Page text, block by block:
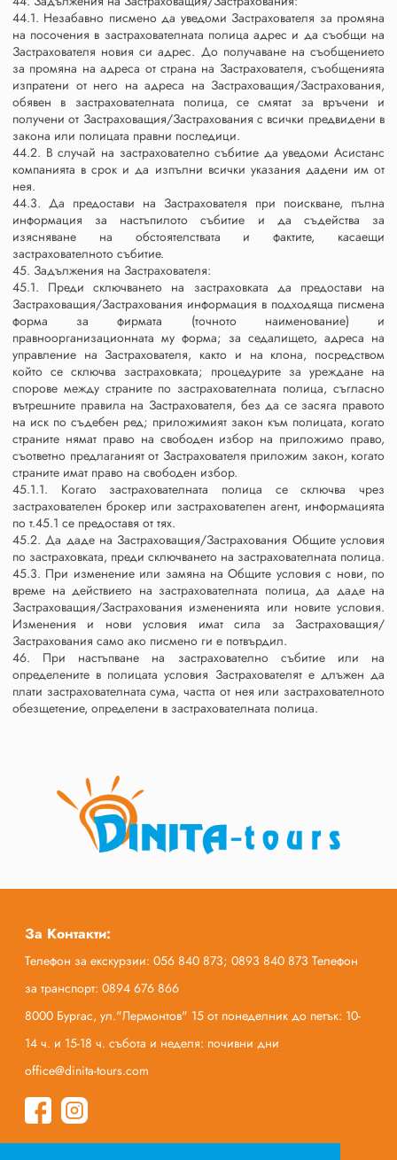
44.1. Незабавно писмено да уведоми Застрахователя за промяна
на посочения в застрахователната полица адрес и да съобщи на
Застрахователя новия си адрес. До получаване на съобщението
за промяна на адреса от страна на Застрахователя, съобщенията
изпратени от него на адреса на Застраховащия/Застрахования,
обявен в застрахователната полица, се смятат за връчени и
получени от Застраховащия/Застрахования с всички предвидени в
закона или полицата правни последици.
44.2. В случай на застрахователно събитие да уведоми Асистанс
компанията в срок и да изпълни всички указания дадени им от
нея.
44.3. Да предостави на Застрахователя при поискване, пълна
информация за настъпилото събитие и да съдейства за
изясняване на обстоятелствата и фактите, касаещи
застрахователното събитие.
45. Задължения на Застрахователя:
45.1. Преди сключването на застраховката да предостави на
Застраховащия/Застрахования информация в подходяща писмена
форма за фирмата (точното наименование) и
правноорганизационната му форма; за седалището, адреса на
управление на Застрахователя, както и на клона, посредством
който се сключва застраховката; процедурите за уреждане на
спорове между страните по застрахователната полица, съгласно
вътрешните правила на Застрахователя, без да се засяга правото
на иск по съдебен ред; приложимият закон към полицата, когато
страните нямат право на свободен избор на приложимо право,
съответно предлаганият от Застрахователя приложим закон, когато
страните имат право на свободен избор.
45.1.1. Когато застрахователната полица се сключва чрез
застрахователен брокер или застрахователен агент, информацията
по т.45.1 се предоставя от тях.
45.2. Да даде на Застраховащия/Застрахования Общите условия
по застраховката, преди сключването на застрахователната полица.
45.3. При изменение или замяна на Общите условия с нови, по
време на действието на застрахователната полица, да даде на
Застраховащия/Застрахования измененията или новите условия.
Изменения и нови условия имат сила за Застраховащия/
Застрахования само ако писмено ги е потвърдил.
46. При настъпване на застрахователно събитие или на
определените в полицата условия Застрахователят е длъжен да
плати застрахователната сума, частта от нея или застрахователното
обезщетение, определени в застрахователната полица.
За Контакти:
Телефон за екскурзии: 056 840 873; 0893 840 873 Телефон
за транспорт: 0894 676 866
8000 Бургас, ул."Лермонтов" 15 от понеделник до петък: 10-
14 ч. и 15-18 ч. събота и неделя: почивни дни
office@dinita-tours.com